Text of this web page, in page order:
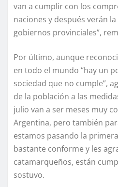
van a cumplir con los
naciones y después verán
gobiernos provinciales”,
Por último, aunque
en todo el mundo “hay un
sociedad que no cumple”,
de la población a las
julio van a ser meses muy
Argentina, pero también
estamos pasando la
bastante conforme y les
catamarqueños, están
sostuvo.